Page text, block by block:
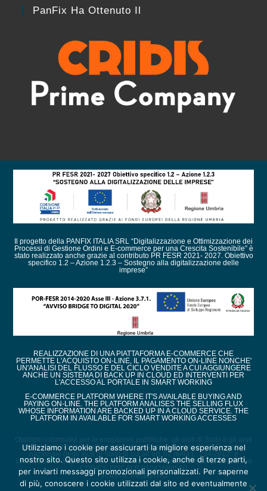
PanFix Ha Ottenuto Il
Il progetto della PANFIX ITALIA SRL “Digitalizzazione e Ottimizzazione dei
Processi di Gestione Ordini e E-commerce per una Crescita Sostenibile” è
stato realizzato anche grazie al contributo PR FESR 2021- 2027. Obiettivo
specifico 1.2 – Azione 1.2.3 – Sostegno alla digitalizzazione delle
imprese”
REALIZZAZIONE DI UNA PIATTAFORMA E-COMMERCE CHE
PERMETTE L'ACQUISTO ON-LINE, IL PAGAMENTO ON-LINE NONCHE'
UN'ANALISI DEL FLUSSO E DEL CICLO VENDITE A CUI AGGIUNGERE
ANCHE UN SISTEMA DI BACK UP IN CLOUD ED INTERVENTI PER
L'ACCESSO AL PORTALE IN SMART WORKING
E-COMMERCE PLATFORM WHERE IT'S AVAILABLE BUYING AND
PAYING ON-LINE. THE PLATFORM ANALISES THE SELLING FLUX
WHOSE INFORMATION ARE BACKED UP IN A CLOUD SERVICE. THE
PLATFORM IN AVAILABLE FOR SMART WORKING ACCESSES
Obblighi informativi per le erogazioni pubbliche: gli aiuti di Stato e gli aiuti
de minimis ricevuti dalla nostra impresa sono contenuti nel Registro
nazionale degli aiuti di Stato di cui all’art. 52 della L. 234/2012” e
consultabili al seguente link, inserendo come chiave di ricerca nel campo
CODICE FISCALE 01241680550
VISITA IL REGISTRO
Utilizziamo i cookie per assicurarti la migliore esperienza nel
nostro sito. Questo sito utilizza i cookie, anche di terze parti,
per inviarti messaggi promozionali personalizzati. Per saperne
di più, conoscere i cookie utilizzati dal sito ed eventualmente